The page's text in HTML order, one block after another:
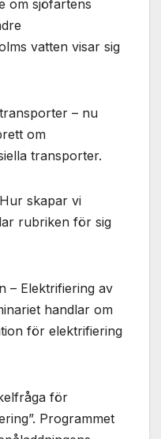
om sjöfartens
vatten visar sig
– nu
om
transporter.
skapar vi
rubriken för sig
– Elektrifiering av
handlar om
för elektrifiering
för
Programmet
används.
intressen och ditt
beteende när du
surfar ökar du
chansen att få se
och erbjudanden.